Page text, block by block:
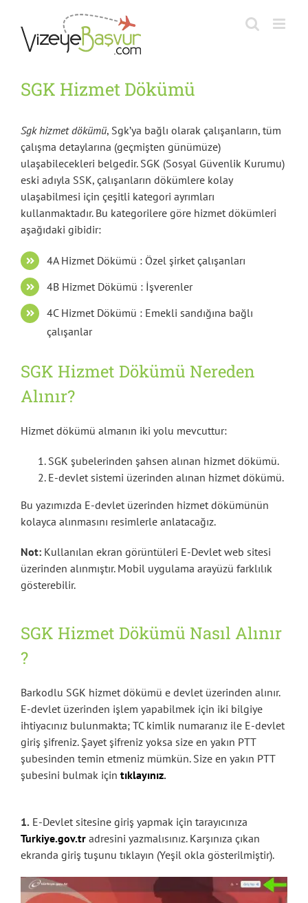
content
SGK Hizmet Dökümü
Sgk hizmet dökümü, Sgk’ya bağlı olarak çalışanların, tüm
çalışma detaylarına (geçmişten günümüze)
ulaşabilecekleri belgedir. SGK (Sosyal Güvenlik Kurumu)
eski adıyla SSK, çalışanların dökümlere kolay
ulaşabilmesi için çeşitli kategori ayrımları
kullanmaktadır. Bu kategorilere göre hizmet dökümleri
aşağıdaki gibidir:
4A Hizmet Dökümü : Özel şirket çalışanları
4B Hizmet Dökümü : İşverenler
4C Hizmet Dökümü : Emekli sandığına bağlı
çalışanlar
SGK Hizmet Dökümü Nereden
Alınır?
Hizmet dökümü almanın iki yolu mevcuttur:
SGK şubelerinden şahsen alınan hizmet dökümü.
E-devlet sistemi üzerinden alınan hizmet dökümü.
Bu yazımızda E-devlet üzerinden hizmet dökümünün
kolayca alınmasını resimlerle anlatacağız.
Not: Kullanılan ekran görüntüleri E-Devlet web sitesi
üzerinden alınmıştır. Mobil uygulama arayüzü farklılık
gösterebilir.
SGK Hizmet Dökümü Nasıl Alınır
?
Barkodlu SGK hizmet dökümü e devlet üzerinden alınır.
E-devlet üzerinden işlem yapabilmek için iki bilgiye
ihtiyacınız bulunmakta; TC kimlik numaranız ile E-devlet
giriş şifreniz. Şayet şifreniz yoksa size en yakın PTT
şubesinden temin etmeniz mümkün. Size en yakın PTT
şubesini bulmak için tıklayınız.
1. E-Devlet sitesine giriş yapmak için tarayıcınıza
Turkiye.gov.tr adresini yazmalısınız. Karşınıza çıkan
ekranda giriş tuşunu tıklayın (Yeşil okla gösterilmiştir).